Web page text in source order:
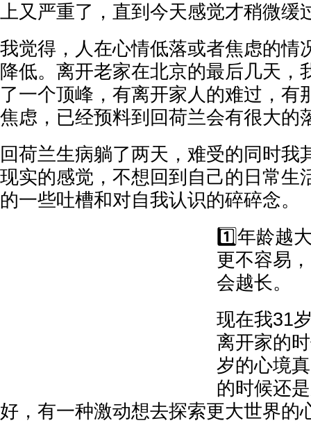
上又严重了，直到今天感觉才稍微缓
我觉得，人在心情低落或者焦虑的情
降低。离开老家在北京的最后几天，
了一个顶峰，有离开家人的难过，有
焦虑，已经预料到回荷兰会有很大的
回荷兰生病躺了两天，难受的同时我
现实的感觉，不想回到自己的日常生
的一些吐槽和对自我认识的碎碎念。
1️⃣年龄越
更不容易
会越长。
现在我31
离开家的
岁的心境
的时候还
好，有一种激动想去探索更大世界的